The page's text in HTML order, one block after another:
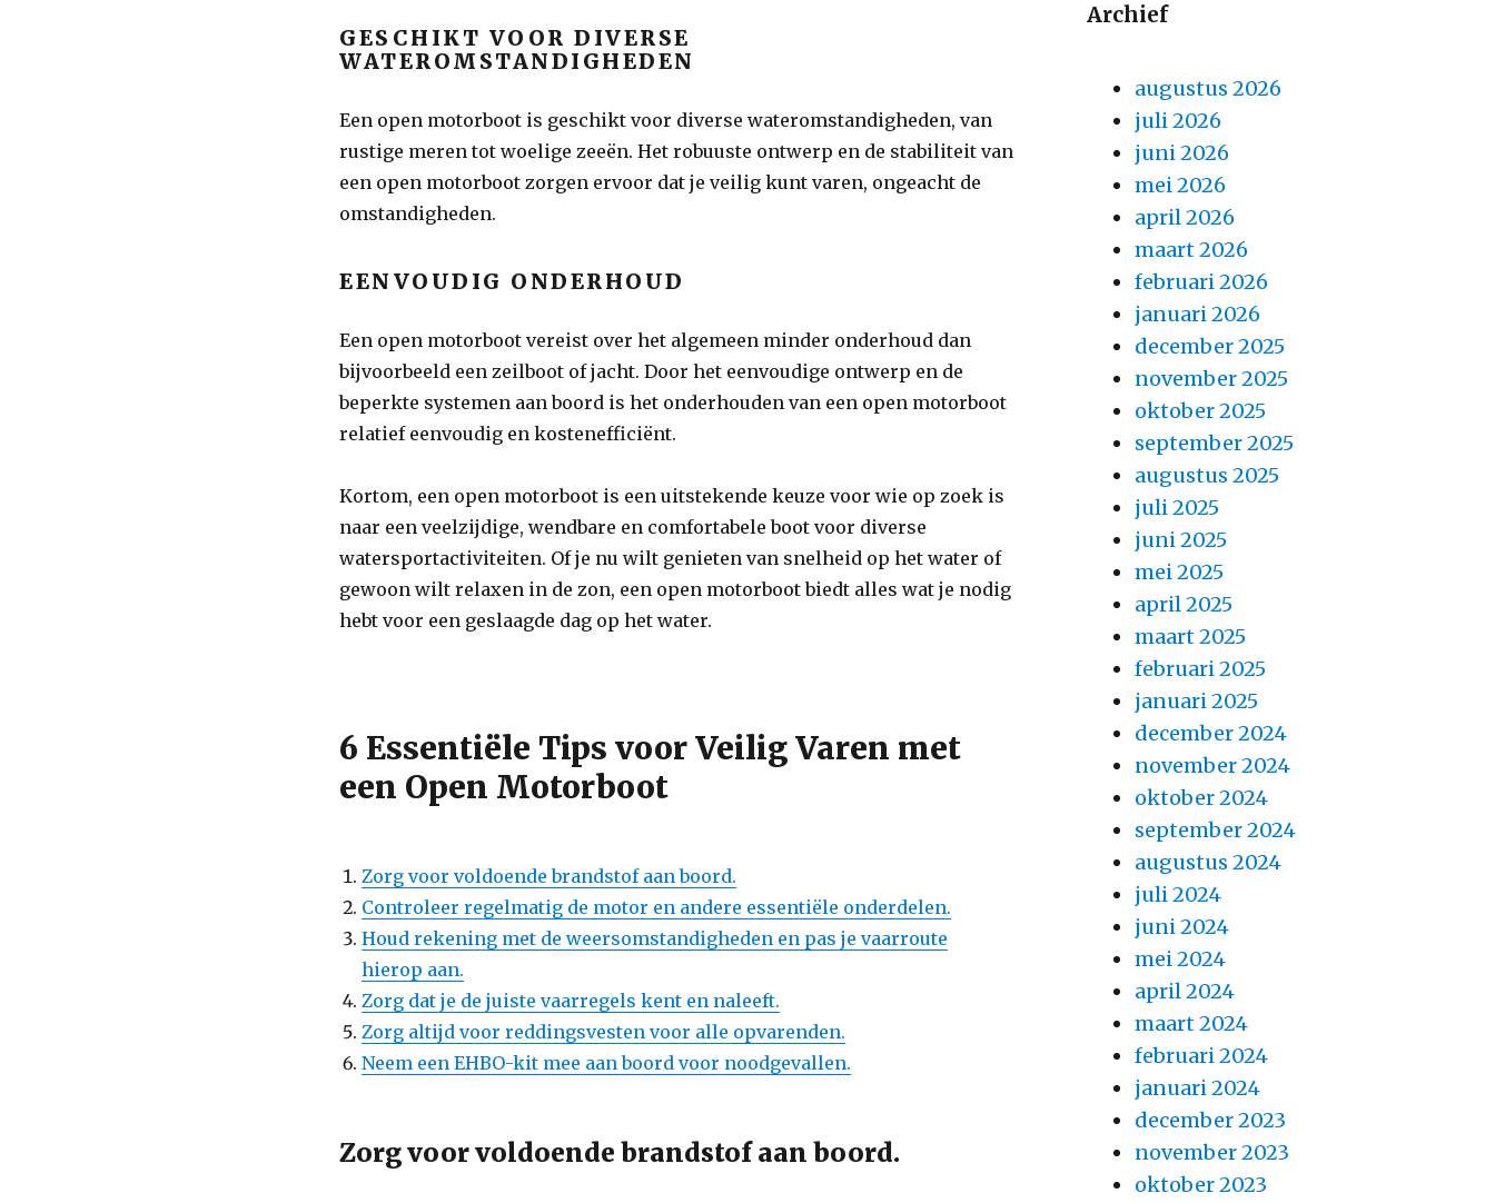
GESCHIKT VOOR DIVERSE
WATEROMSTANDIGHEDEN
Een open motorboot is geschikt voor diverse wateromstandigheden, van
rustige meren tot woelige zeeën. Het robuuste ontwerp en de stabiliteit van
een open motorboot zorgen ervoor dat je veilig kunt varen, ongeacht de
omstandigheden.
EENVOUDIG ONDERHOUD
Een open motorboot vereist over het algemeen minder onderhoud dan
bijvoorbeeld een zeilboot of jacht. Door het eenvoudige ontwerp en de
beperkte systemen aan boord is het onderhouden van een open motorboot
relatief eenvoudig en kostenefficiënt.
Kortom, een open motorboot is een uitstekende keuze voor wie op zoek is
naar een veelzijdige, wendbare en comfortabele boot voor diverse
watersportactiviteiten. Of je nu wilt genieten van snelheid op het water of
gewoon wilt relaxen in de zon, een open motorboot biedt alles wat je nodig
hebt voor een geslaagde dag op het water.
6 Essentiële Tips voor Veilig Varen met
een Open Motorboot
Zorg voor voldoende brandstof aan boord.
Controleer regelmatig de motor en andere essentiële onderdelen.
Houd rekening met de weersomstandigheden en pas je vaarroute
hierop aan.
Zorg dat je de juiste vaarregels kent en naleeft.
Zorg altijd voor reddingsvesten voor alle opvarenden.
Neem een EHBO-kit mee aan boord voor noodgevallen.
Zorg voor voldoende brandstof aan boord.
Archief
augustus 2026
juli 2026
juni 2026
mei 2026
april 2026
maart 2026
februari 2026
januari 2026
december 2025
november 2025
oktober 2025
september 2025
augustus 2025
juli 2025
juni 2025
mei 2025
april 2025
maart 2025
februari 2025
januari 2025
december 2024
november 2024
oktober 2024
september 2024
augustus 2024
juli 2024
juni 2024
mei 2024
april 2024
maart 2024
februari 2024
januari 2024
december 2023
november 2023
oktober 2023